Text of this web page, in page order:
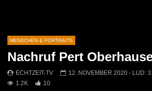
Korbflechten – Ein uraltes Handwerk
MENSCHEN & PORTRAITS
Nachruf Pert
ECHTZEIT-TV 12. NOVEMBER 2020 - LUD:
1.2K
10